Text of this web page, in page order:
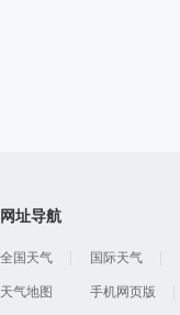
网址导航
全国天气 国际天气
天气地图 手机网页版